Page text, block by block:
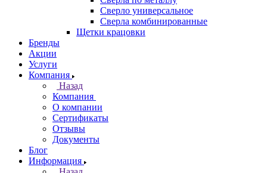
Сверло универсальное
Сверла комбинированные
Щетки крацовки
Бренды
Акции
Услуги
Компания
Назад
Компания
О компании
Сертификаты
Отзывы
Документы
Блог
Информация